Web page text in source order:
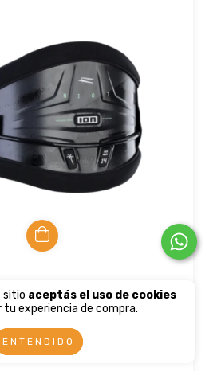
sitio aceptás el uso de cookies
tu experiencia de compra.
ENTENDIDO
ION Riot Curv
$475.26 USD
Transferencia o deposito